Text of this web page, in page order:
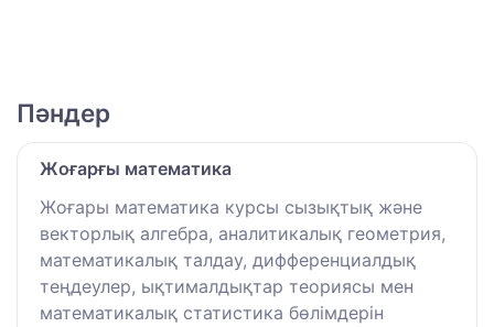
Пәндер
Жоғарғы математика
Жоғары математика курсы сызықтық және
векторлық алгебра, аналитикалық геометрия,
математикалық талдау, дифференциалдық
теңдеулер, ықтималдықтар теориясы мен
математикалық статистика бөлімдерін